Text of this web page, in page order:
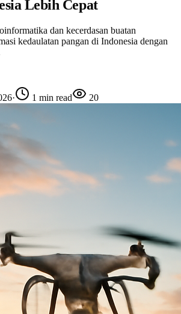
Lebih Cepat
dan kecerdasan buatan
kedaulatan pangan di Indonesia dengan
· 1 min read 20